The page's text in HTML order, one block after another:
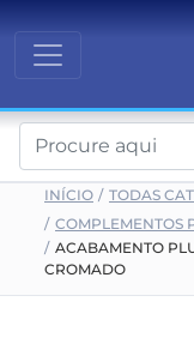
INÍCIO TODAS
COMPLEMENTOS
ACABAMENTO
CROMADO